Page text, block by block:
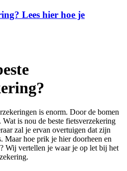
Lees hier hoe je
is enorm. Door de bomen
Wat is nou de beste fietsverzekering
zal je ervan overtuigen dat zijn
Maar hoe prik je hier doorheen en
Wij vertellen je waar je op let bij het